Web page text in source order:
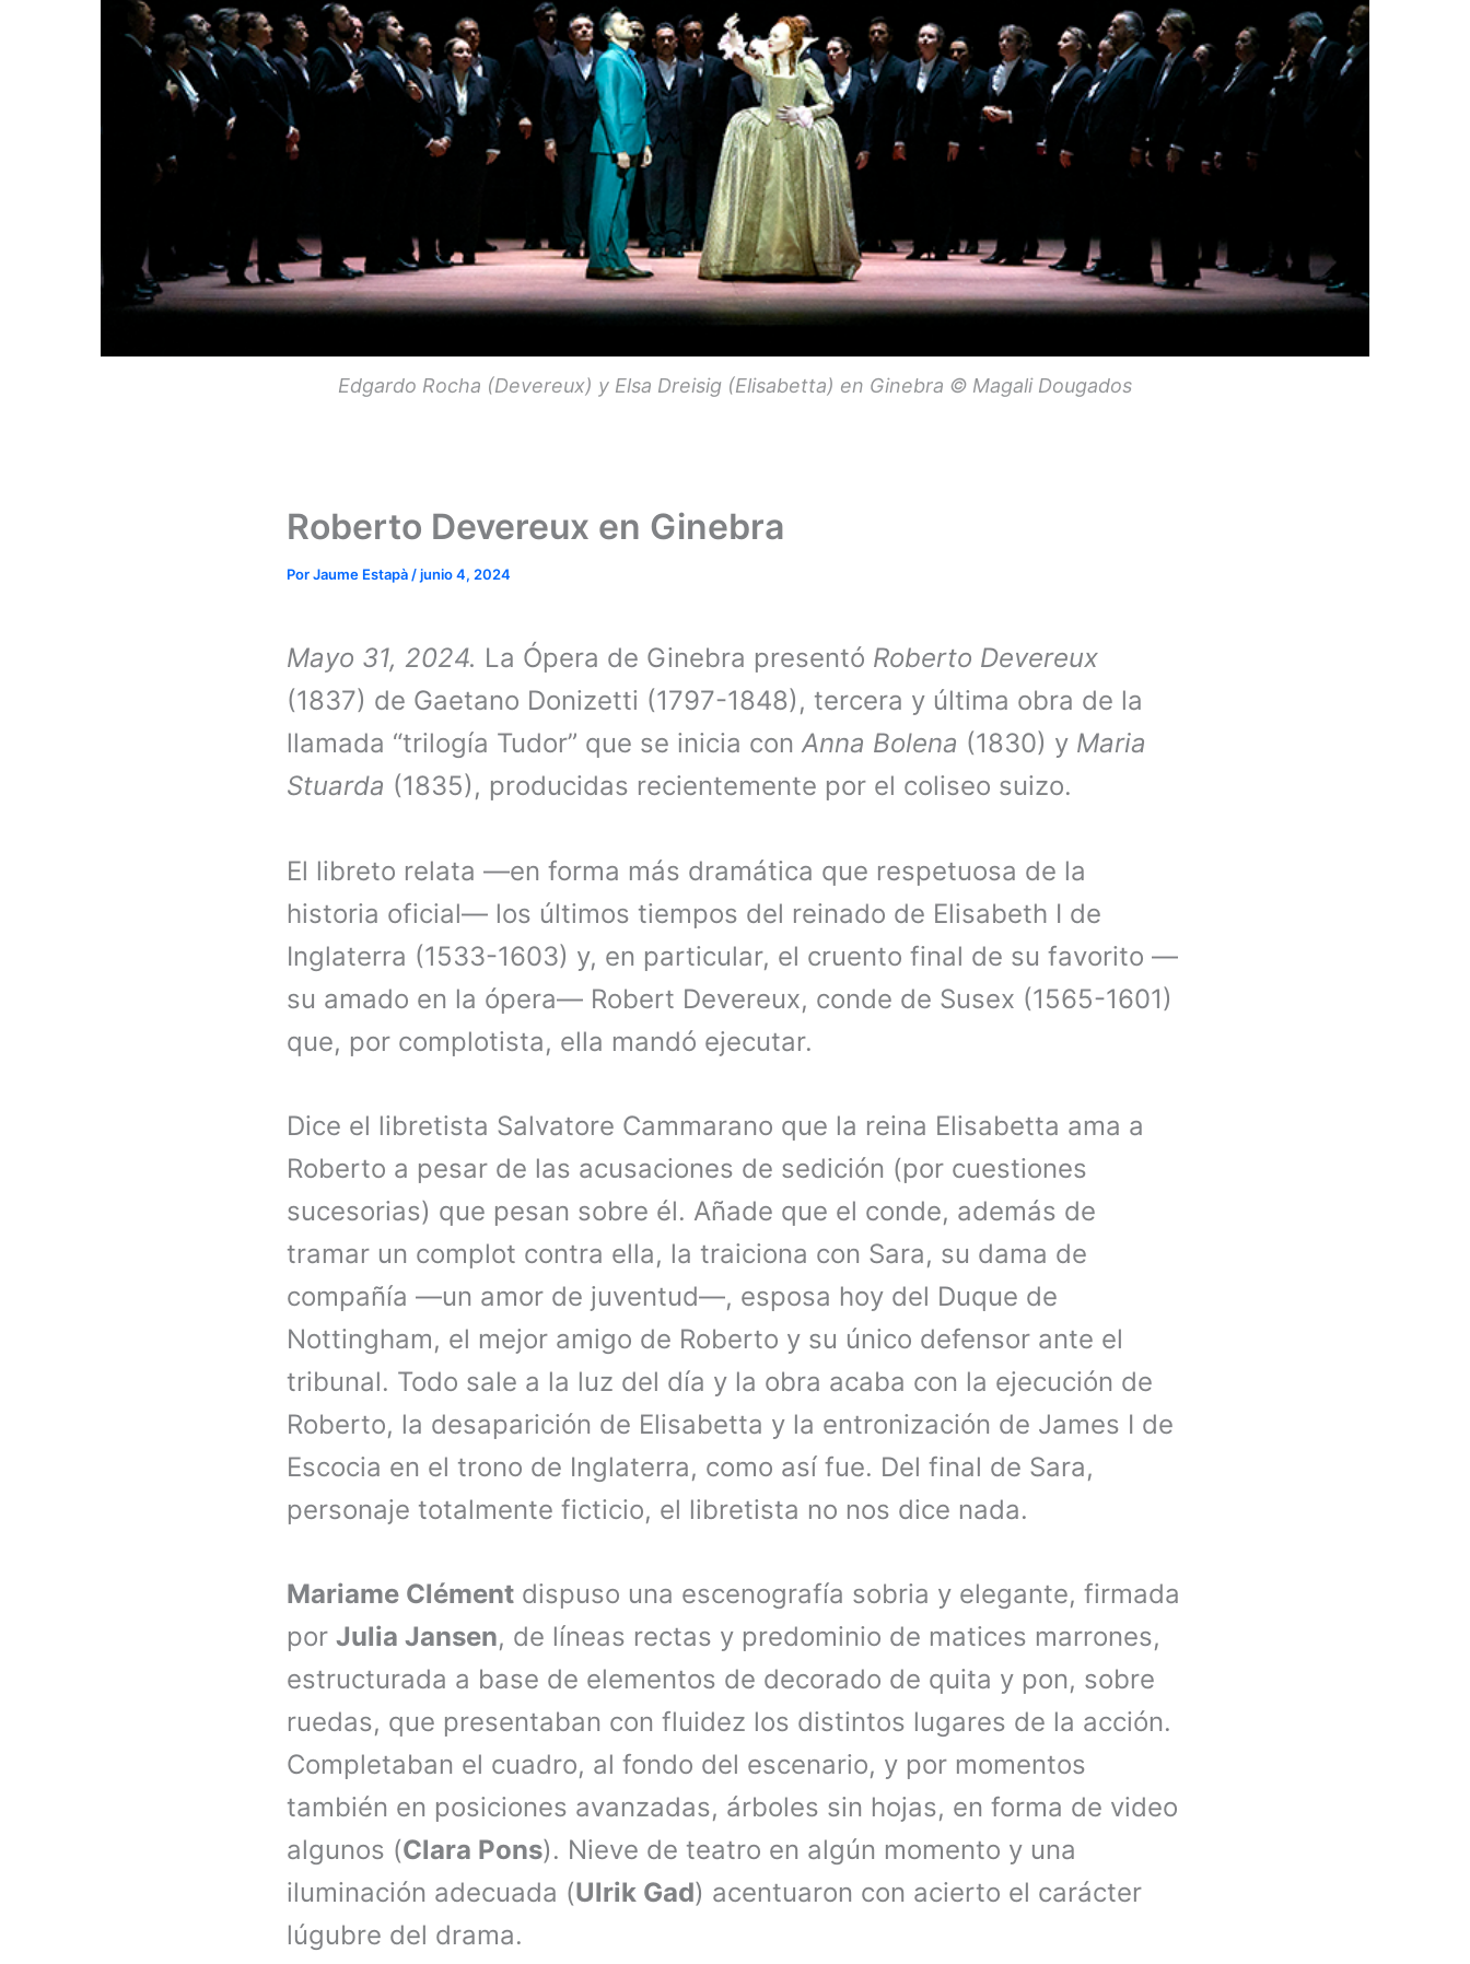
Edgardo Rocha (Devereux) y Elsa Dreisig (Elisabetta) en Ginebra © Magali Dougados
Roberto Devereux en Ginebra
PorJaume Estapà/junio 4, 2024
Mayo 31, 2024. La Ópera de Ginebra presentó Roberto Devereux
(1837) de Gaetano Donizetti (1797-1848), tercera y última obra de la
llamada “trilogía Tudor” que se inicia conAnna Bolena (1830) y Maria
Stuarda (1835), producidas recientemente por el coliseo suizo.
El libreto relata —en forma más dramática que respetuosa de la
historia oficial— los últimos tiempos del reinado de Elisabeth I de
Inglaterra (1533-1603) y, en particular, el cruento final de su favorito —
su amado en la ópera— Robert Devereux, conde de Susex (1565-1601)
que, por complotista, ella mandó ejecutar.
Dice el libretista Salvatore Cammarano que la reina Elisabetta ama a
Roberto a pesar de las acusaciones de sedición (por cuestiones
sucesorias) que pesan sobre él. Añade que el conde, además de
tramar un complot contra ella, la traiciona con Sara, su dama de
compañía —un amor de juventud—, esposa hoy del Duque de
Nottingham, el mejor amigo de Roberto y su único defensor ante el
tribunal. Todo sale a la luz del día y la obra acaba con la ejecución de
Roberto, la desaparición de Elisabetta y la entronización de James I de
Escocia en el trono de Inglaterra, como así fue. Del final de Sara,
personaje totalmente ficticio, el libretista no nos dice nada.
Mariame Clément dispuso una escenografía sobria y elegante, firmada
por Julia Jansen, de líneas rectas y predominio de matices marrones,
estructurada a base de elementos de decorado de quita y pon, sobre
ruedas, que presentaban con fluidez los distintos lugares de la acción.
Completaban el cuadro, al fondo del escenario, y por momentos
también en posiciones avanzadas, árboles sin hojas, en forma de video
algunos (Clara Pons). Nieve de teatro en algún momento y una
iluminación adecuada (Ulrik Gad) acentuaron con acierto el carácter
lúgubre del drama.